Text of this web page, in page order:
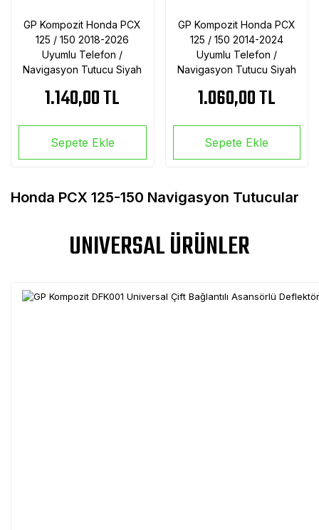
GP Kompozit Honda PCX
125 / 150 2018-2026
Uyumlu Telefon /
Navigasyon Tutucu Siyah
1.140,00 TL
Sepete Ekle
GP Kompozit Honda PCX
125 / 150 2014-2024
Uyumlu Telefon /
Navigasyon Tutucu Siyah
1.060,00 TL
Sepete Ekle
Honda PCX 125-150 Navigasyon Tutucular
UNIVERSAL ÜRÜNLER